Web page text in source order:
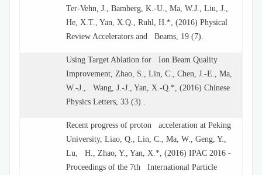
Ter-Vehn, J., Bamberg, K.-U., Ma, W.J., Liu, J.,
He, X.T., Yan, X.Q., Ruhl, H.*, (2016) Physical
Review Accelerators and Beams, 19 (7).
Using Target Ablation for Ion Beam Quality
Improvement, Zhao, S., Lin, C., Chen, J.-E., Ma,
W.-J., Wang, J.-J., Yan, X.-Q.*, (2016) Chinese
Physics Letters, 33 (3) .
Recent progress of proton acceleration at Peking
University, Liao, Q., Lin, C., Ma, W., Geng, Y.,
Lu, H., Zhao, Y., Yan, X.*, (2016) IPAC 2016 -
Proceedings of the 7th International Particle